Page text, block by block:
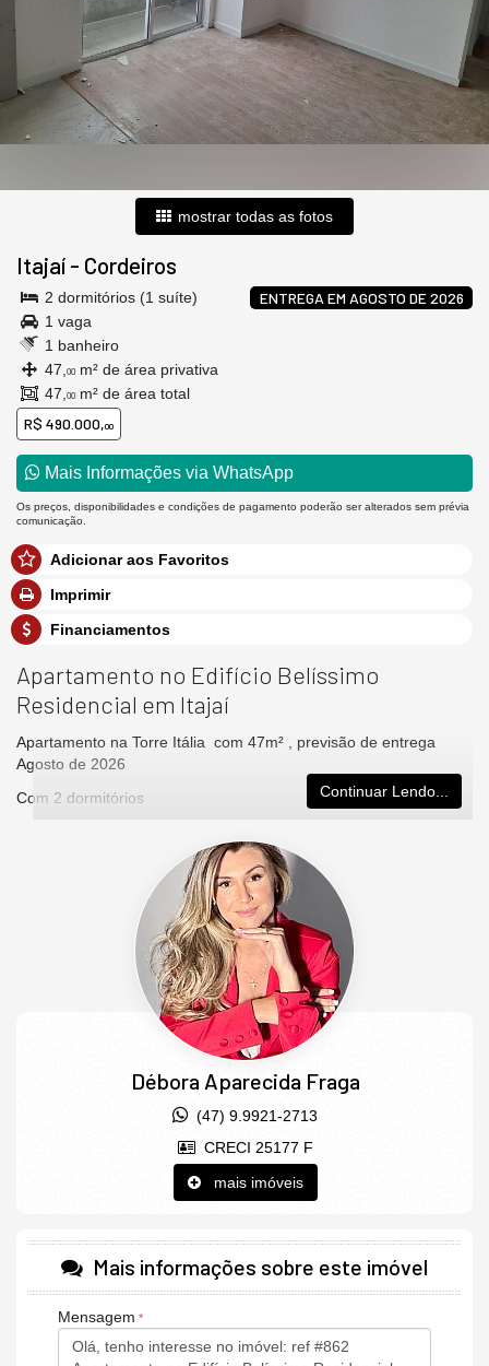
mostrar todas as fotos
Itajaí - Cordeiros
ENTREGA EM AGOSTO DE 2026
2 dormitórios (1 suíte)
1 vaga
1 banheiro
47, 00 m² de área privativa
47, 00 m² de área total
R$ 490.000,00
Mais Informações via WhatsApp
Os preços, disponibilidades e condições de pagamento poderão ser alterados sem prévia
comunicação.
Adicionar aos Favoritos
Imprimir
Financiamentos
Apartamento no Edifício Belíssimo
Residencial em Itajaí
Apartamento na Torre Itália com 47m² , previsão de entrega
Agosto de 2026
Com 2 dormitórios
Sacada com churrasqueira a carvão
1 Vaga de garagem
Empreendimento com 2 torres e 12 pavimentos
2 Elevadores sociais
Infra estrutura para portaria 24 horas
Medidores de água e gás individuais
Playground
Espaço Pet
Horta comunitária
Continuar Lendo...
Débora Aparecida Fraga
(47) 9.9921-2713
CRECI 25177 F
mais imóveis
Mais informações sobre este imóvel
Mensagem